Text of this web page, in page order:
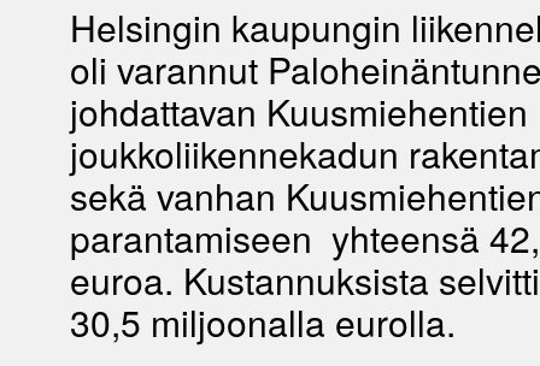
Helsingin kaupungin
oli varannut
johdattavan Kuusmiehentien
joukkoliikennekadun
sekä vanhan
parantamiseen yhteensä
euroa. Kustannuksista
30,5 miljoonalla eurolla.